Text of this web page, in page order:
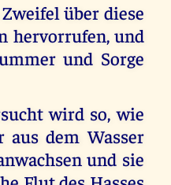
über diese
hervorrufen, und
und Sorge
wird so, wie
dem Wasser
und sie